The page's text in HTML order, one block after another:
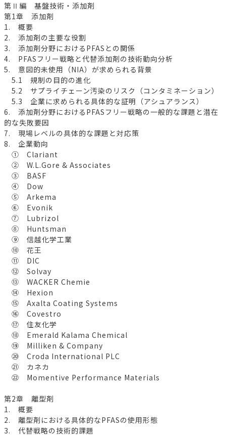
第Ⅱ編 基盤技術・添加剤
第1章 添加剤
1. 概要
2. 添加剤の主要な役割
3. 添加剤分野におけるPFASとの関係
4. PFASフリー戦略と代替添加剤の技術動向分析
5. 意図的未使用（NIA）が求められる背景
5.1 規制の目的の進化
5.2 サプライチェーン汚染のリスク（コンタミネーション）
5.3 企業に求められる具体的な証明（アシュアランス）
6. 添加剤分野におけるPFASフリー戦略の一般的な課題と潜在
的な失敗要因
7. 現場レベルの具体的な課題と対応策
8. 企業動向
① Clariant
② W.L.Gore & Associates
③ BASF
④ Dow
⑤ Arkema
⑥ Evonik
⑦ Lubrizol
⑧ Huntsman
⑨ 信越化学工業
⑩ 花王
⑪ DIC
⑫ Solvay
⑬ WACKER Chemie
⑭ Hexion
⑮ Axalta Coating Systems
⑯ Covestro
⑰ 住友化学
⑱ Emerald Kalama Chemical
⑲ Milliken & Company
⑳ Croda International PLC
㉑ カネカ
㉒ Momentive Performance Materials
第2章 離型剤
1. 概要
2. 離型剤における具体的なPFASの使用形態
3. 代替戦略の技術的課題